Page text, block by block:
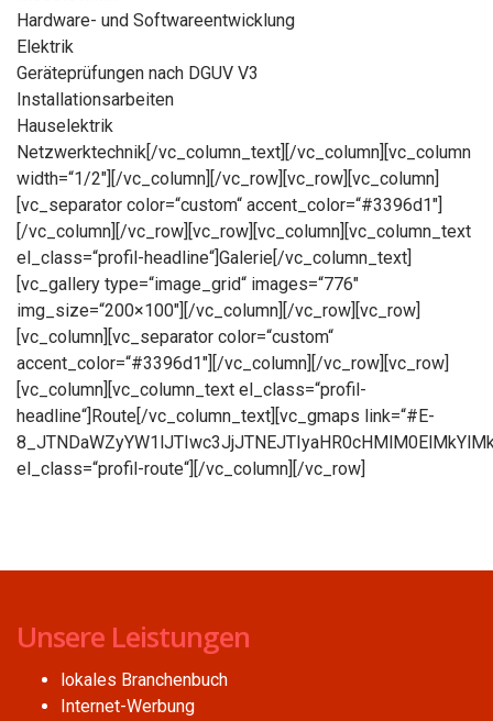
Hardware- und Softwareentwicklung
Elektrik
Geräteprüfungen nach DGUV V3
Installationsarbeiten
Hauselektrik
Netzwerktechnik[/vc_column_text][/vc_column][vc_column
width=“1/2″][/vc_column][/vc_row][vc_row][vc_column]
[vc_separator color=“custom“ accent_color=“#3396d1″]
[/vc_column][/vc_row][vc_row][vc_column][vc_column_text
el_class=“profil-headline“]Galerie[/vc_column_text]
[vc_gallery type=“image_grid“ images=“776″
img_size=“200×100″][/vc_column][/vc_row][vc_row]
[vc_column][vc_separator color=“custom“
accent_color=“#3396d1″][/vc_column][/vc_row][vc_row]
[vc_column][vc_column_text el_class=“profil-
headline“]Route[/vc_column_text][vc_gmaps link=“#E-
el_class=“profil-route“][/vc_column][/vc_row]
Unsere Leistungen
lokales Branchenbuch
Internet-Werbung